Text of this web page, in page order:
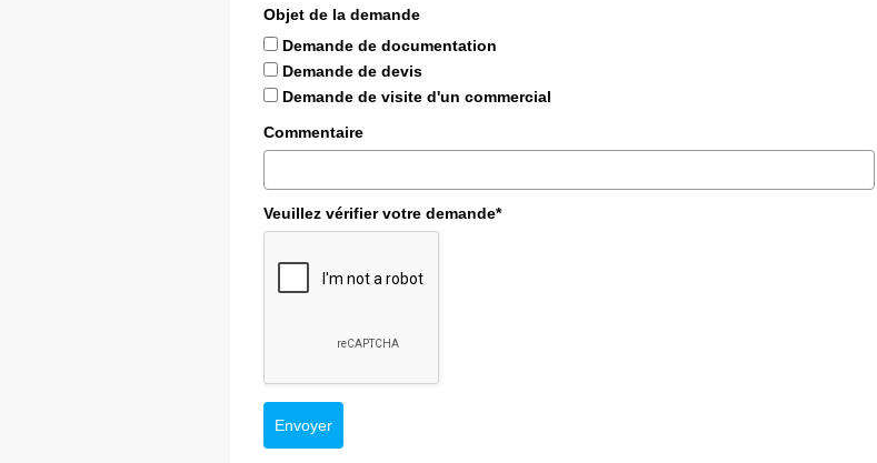
Objet de la demande
Demande de documentation
Demande de devis
Demande de visite d'un commercial
Commentaire
Veuillez vérifier votre demande*
Envoyer